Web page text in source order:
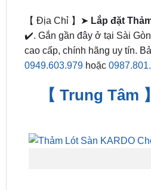
【 Địa Chỉ 】➤ Lắp đặt
✔️. Gắn gần đây ở tại Sài
cao cấp, chính hãng uy tín.
0949.603.979hoặc
【 Trung Tâm